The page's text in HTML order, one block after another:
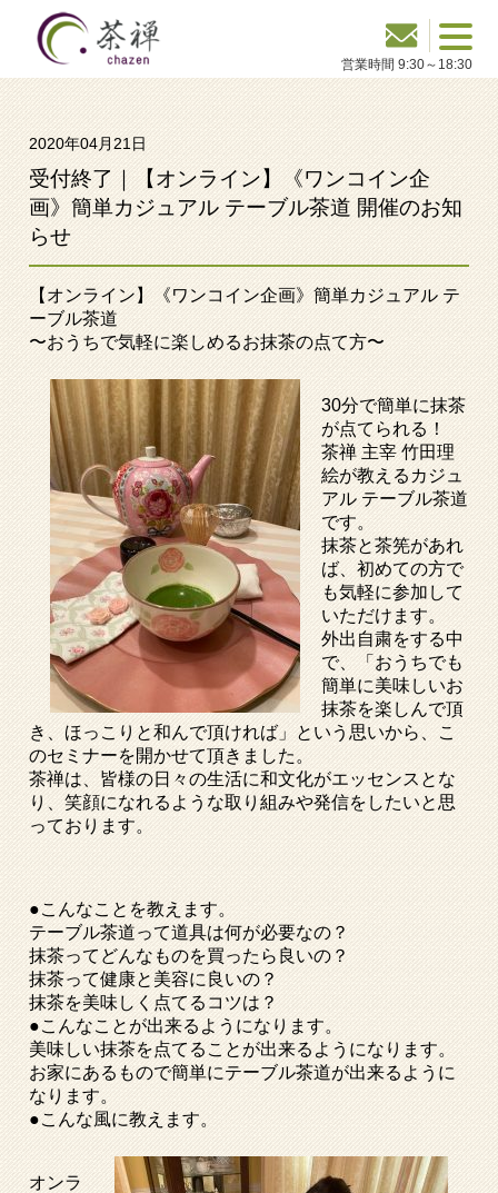
2020年04月21日
受付終了｜【オンライン】《ワンコイン企
画》簡単カジュアル テーブル茶道 開催のお知
らせ
【オンライン】 《ワンコイン企画》簡単カジュアル テ
ーブル茶道
〜おうちで気軽に楽しめるお抹茶の点て方〜
30分で簡単に抹茶
が点てられる！
茶禅 主宰 竹田理
絵が教えるカジュ
アル テーブル茶道
です。
抹茶と茶筅があれ
ば、初めての方で
も気軽に参加して
いただけます。
外出自粛をする中
で、「おうちでも
簡単に美味しいお
抹茶を楽しんで頂
き、ほっこりと和んで頂ければ」という思いから、こ
のセミナーを開かせて頂きました。
茶禅は、皆様の日々の生活に和文化がエッセンスとな
り、笑顔になれるような取り組みや発信をしたいと思
っております。
●こんなことを教えます。
テーブル茶道って道具は何が必要なの？
抹茶ってどんなものを買ったら良いの？
抹茶って健康と美容に良いの？
抹茶を美味しく点てるコツは？
●こんなことが出来るようになります。
美味しい抹茶を点てることが出来るようになります。
お家にあるもので簡単にテーブル茶道が出来るように
なります。
●こんな風に教えます。
オンラ